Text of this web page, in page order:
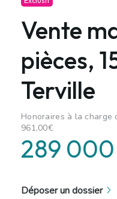
Vente
pièces,
Terville
Honoraires à la charge
961,00€
289
Déposer un dossier